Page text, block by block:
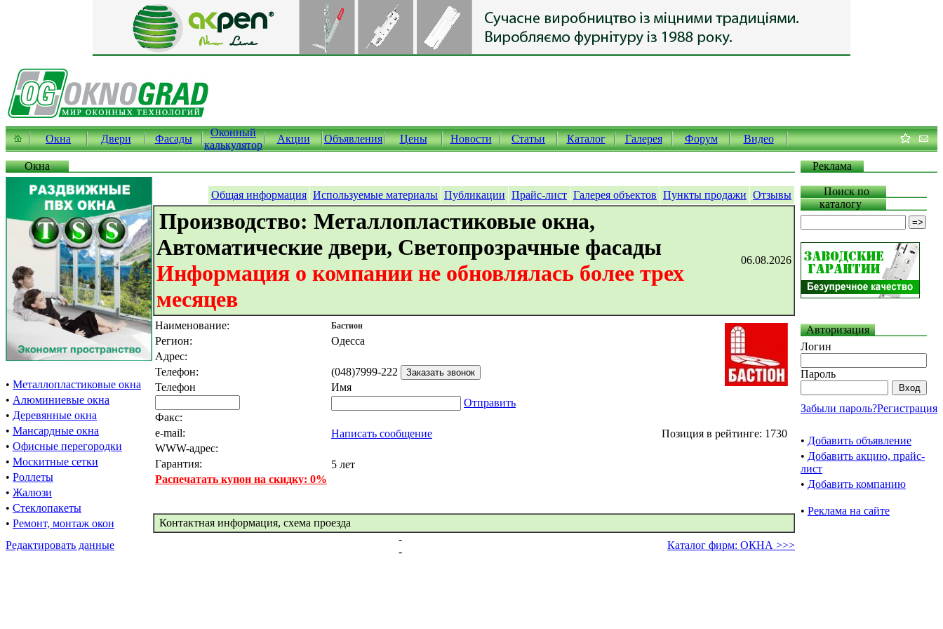
Окна Двери Фасады
Оконный
калькулятор
Акции Объявления Цены Новости Статьи Каталог Галерея Форум Видео
Окна Реклама
• Металлопластиковые окна
• Алюминиевые окна
• Деревянные окна
• Мансардные окна
• Офисные перегородки
• Москитные сетки
• Роллеты
• Жалюзи
• Стеклопакеты
• Ремонт, монтаж окон
Общая информация Используемые материалы Публикации Прайс-лист Галерея объектов Пункты продажи Отзывы
Производство: Металлопластиковые окна,
Автоматические двери, Светопрозрачные фасады
Информация о компании не обновлялась более трех
месяцев
06.08.2026
Наименование:
Регион:
Адрес:
Телефон:
Телефон
Факс:
e-mail:
WWW-адрес:
Гарантия:
Распечатать купон на скидку: 0%
Бастион
Одесса
(048)7999-222
Имя
Отправить
Написать сообщение
5 лет
Позиция в рейтинге: 1730
Контактная информация, схема проезда
Поиск по
каталогу
Авторизация
Логин
Пароль
Забыли пароль?Регистрация
• Добавить объявление
• Добавить акцию, прайс-
лист
• Добавить компанию
• Реклама на сайте
Редактировать данные
-
-
Каталог фирм: ОКНА >>>